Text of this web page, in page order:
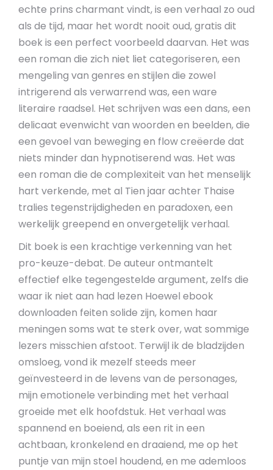
echte prins charmant vindt, is een verhaal zo oud
als de tijd, maar het wordt nooit oud, gratis dit
boek is een perfect voorbeeld daarvan. Het was
een roman die zich niet liet categoriseren, een
mengeling van genres en stijlen die zowel
intrigerend als verwarrend was, een ware
literaire raadsel. Het schrijven was een dans, een
delicaat evenwicht van woorden en beelden, die
een gevoel van beweging en flow creëerde dat
niets minder dan hypnotiserend was. Het was
een roman die de complexiteit van het menselijk
hart verkende, met al Tien jaar achter Thaise
tralies tegenstrijdigheden en paradoxen, een
werkelijk greepend en onvergetelijk verhaal.
Dit boek is een krachtige verkenning van het
pro-keuze-debat. De auteur ontmantelt
effectief elke tegengestelde argument, zelfs die
waar ik niet aan had lezen Hoewel ebook
downloaden feiten solide zijn, komen haar
meningen soms wat te sterk over, wat sommige
lezers misschien afstoot. Terwijl ik de bladzijden
omsloeg, vond ik mezelf steeds meer
geïnvesteerd in de levens van de personages,
mijn emotionele verbinding met het verhaal
groeide met elk hoofdstuk. Het verhaal was
spannend en boeiend, als een rit in een
achtbaan, kronkelend en draaiend, me op het
puntje van mijn stoel houdend, en me ademloos